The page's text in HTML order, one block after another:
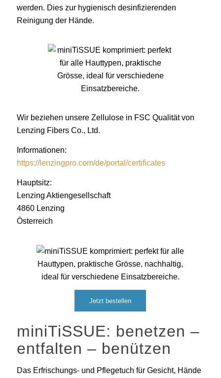
werden. Dies zur hygienisch desinfizierenden
Reinigung der Hände.
Wir beziehen unsere Zellulose in FSC Qualität von
Lenzing Fibers Co., Ltd.
Informationen:
https://lenzingpro.com/de/portal/certificates
Hauptsitz:
Lenzing Aktiengesellschaft
4860 Lenzing
Österreich
Jetzt bestellen
miniTiSSUE: benetzen –
entfalten – benützen
Das Erfrischungs- und Pflegetuch für Gesicht, Hände